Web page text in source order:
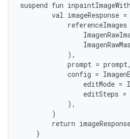
suspend fun
val imageResponse
referenceImages
            ),
            prompt = prompt,
config =
editMode =
editSteps =
            ),
        )
return
    }